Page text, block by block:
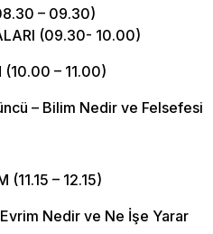
– 09.30)
(09.30- 10.00)
(10.00 – 11.00)
– Bilim Nedir ve Felsefesi
(11.15 – 12.15)
Nedir ve Ne İşe Yarar